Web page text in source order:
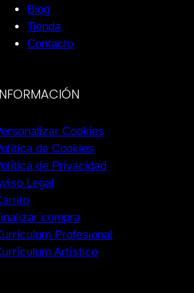
Blog
Tienda
Contacto
Cookies
de Cookies
de Privacidad
Legal
compra
Profesional
Artístico